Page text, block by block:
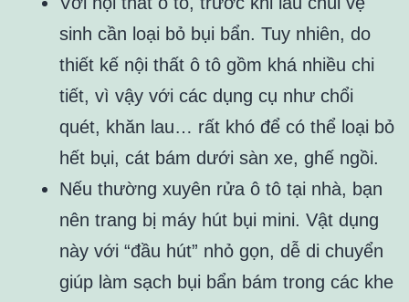
sinh cần loại bỏ bụi bẩn. Tuy nhiên, do
thiết kế nội thất ô tô gồm khá nhiều chi
tiết, vì vậy với các dụng cụ như chổi
quét, khăn lau… rất khó để có thể loại bỏ
hết bụi, cát bám dưới sàn xe, ghế ngồi.
Nếu thường xuyên rửa ô tô tại nhà, bạn
nên trang bị máy hút bụi mini. Vật dụng
này với “đầu hút” nhỏ gọn, dễ di chuyển
giúp làm sạch bụi bẩn bám trong các khe